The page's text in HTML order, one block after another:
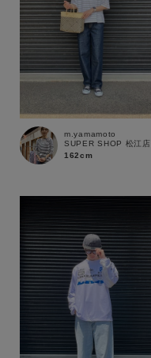
m.yamamoto
SUPER SHOP 松江店
162cm